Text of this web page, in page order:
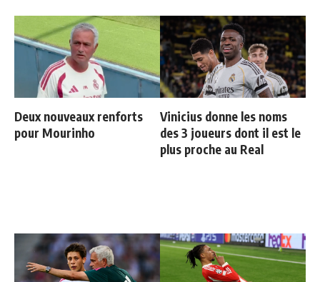
Deux nouveaux renforts
pour Mourinho
Vinicius donne les noms
des 3 joueurs dont il est le
plus proche au Real